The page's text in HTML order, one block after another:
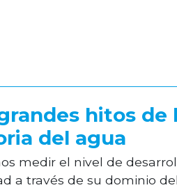
hitos de
del agua
medir el nivel de
a través de su dominio